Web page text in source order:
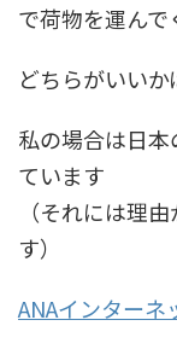
で荷物を運んで
どちらがいい
私の場合は日
ています
（それには理
す）
ANAインターネ